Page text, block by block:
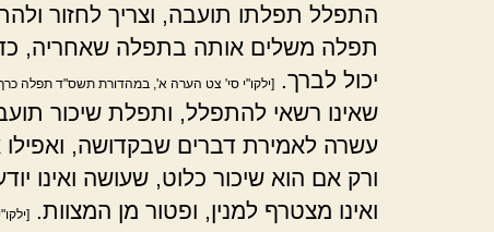
התפלל תפלתו תועבה, וצריך לחזור
תפלה משלים אותה בתפלה שאחריה,
יכול לברך.
[ילקו"י סי' צט הערה א', במהדורת תשס"ד תפלה
שאינו רשאי להתפלל, ותפלת שיכור
עשרה לאמירת דברים שבקדושה, ואפילו
ורק אם הוא שיכור כלוט, שעושה ואינו
ואינו מצטרף למנין, ופטור מן המצוות.